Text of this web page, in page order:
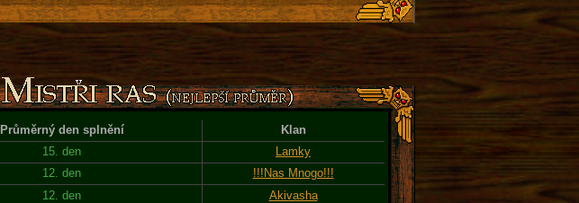
Průměrný den splnění
Klan
15. den
Lamky
12. den
!!!Nas Mnogo!!!
12. den
Akivasha